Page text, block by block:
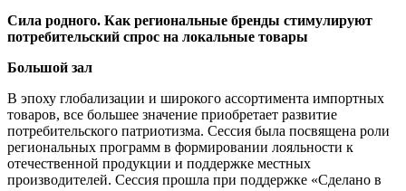
Сила родного. Как региональные бренды стимулируют
потребительский спрос на локальные товары
Большой зал
В эпоху глобализации и широкого ассортимента импортных
товаров, все большее значение приобретает развитие
потребительского патриотизма. Сессия была посвящена роли
региональных программ в формировании лояльности к
отечественной продукции и поддержке местных
производителей. Сессия прошла при поддержке «Сделано в